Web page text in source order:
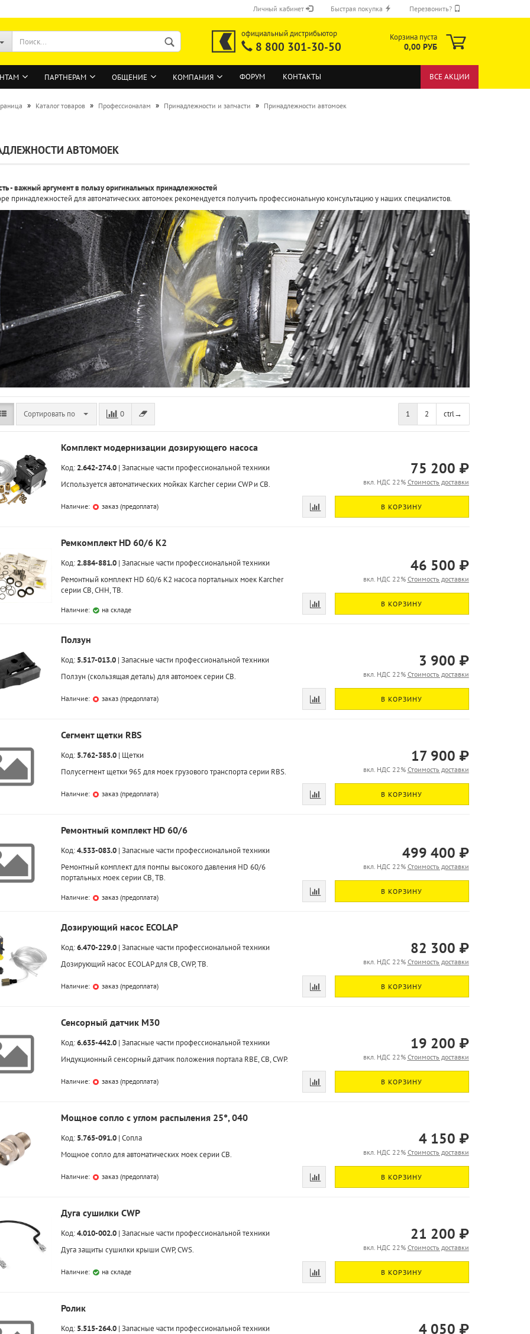
Личный кабинет Быстрая покупка Перезвонить?
официальный дистрибьютор
8 800 301-30-50
Корзина пуста
0,00 РУБ
ПАРТНЕРАМ ОБЩЕНИЕ КОМПАНИЯ ФОРУМ КОНТАКТЫ ВСЕ АКЦИИ
» Каталог товаров » Профессионалам » Принадлежности и запчасти » Принадлежности автомоек
АВТОМОЕК
- важный аргумент в пользу оригинальных принадлежностей
принадлежностей для автоматических автомоек рекомендуется получить профессиональную консультацию у наших специалистов.
Сортировать по 0 1 2 ctrl→
Комплект модернизации дозирующего насоса
Код: 2.642-274.0| Запасные части профессиональной техники
Используется автоматических мойках Karcher серии CWP и CB.
Наличие: заказ (предоплата)
75 200 ₽
вкл. НДС 22% Стоимость доставки
В КОРЗИНУ
Ремкомплект HD 60/6 K2
Код: 2.884-881.0| Запасные части профессиональной техники
Ремонтный комплект HD 60/6 K2 насоса портальных моек Karcher
серии CB, CHH, TB.
Наличие: на складе
46 500 ₽
вкл. НДС 22% Стоимость доставки
В КОРЗИНУ
Ползун
Код: 5.517-013.0| Запасные части профессиональной техники
Ползун (скользящая деталь) для автомоек серии CB.
Наличие: заказ (предоплата)
3 900 ₽
вкл. НДС 22% Стоимость доставки
В КОРЗИНУ
Сегмент щетки RBS
Код: 5.762-385.0| Щетки
Полусегмент щетки 965 для моек грузового транспорта серии RBS.
Наличие: заказ (предоплата)
17 900 ₽
вкл. НДС 22% Стоимость доставки
В КОРЗИНУ
Ремонтный комплект HD 60/6
Код:4.533-083.0| Запасные части профессиональной техники
Ремонтный комплект для помпы высокого давления HD 60/6
портальных моек серии CB, TB.
Наличие: заказ (предоплата)
499 400 ₽
вкл. НДС 22% Стоимость доставки
В КОРЗИНУ
Дозирующий насос ECOLAP
Код:6.470-229.0| Запасные части профессиональной техники
Дозирующий насос ECOLAP для CB, CWP, TB.
Наличие: заказ (предоплата)
82 300 ₽
вкл. НДС 22% Стоимость доставки
В КОРЗИНУ
Сенсорный датчик M30
Код:6.635-442.0| Запасные части профессиональной техники
Индукционный сенсорный датчик положения портала RBE, CB, CWP.
Наличие: заказ (предоплата)
19 200 ₽
вкл. НДС 22% Стоимость доставки
В КОРЗИНУ
Мощное сопло с углом распыления 25°, 040
Код: 5.765-091.0| Сопла
Мощное сопло для автоматических моек серии CB.
Наличие: заказ (предоплата)
4 150 ₽
вкл. НДС 22% Стоимость доставки
В КОРЗИНУ
Дуга сушилки CWP
Код:4.010-002.0| Запасные части профессиональной техники
Дуга защиты сушилки крыши CWP, CWS.
Наличие: на складе
21 200 ₽
вкл. НДС 22% Стоимость доставки
В КОРЗИНУ
Ролик
Код: 5.515-264.0| Запасные части профессиональной техники
4 050 ₽